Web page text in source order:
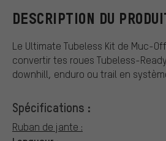
DESCRIPTION DU
Le Ultimate Tubeless Kit de Muc-
convertir tes roues Tubeless-
downhill, enduro ou trail en
Spécifications :
Ruban de jante :